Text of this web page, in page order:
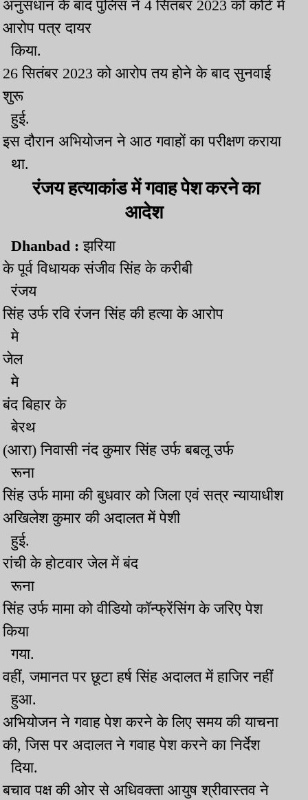
अनुसंधान के बाद पुलिस ने 4 सितंबर 2023 को कोर्ट में
आरोप पत्र दायर
किया.
26 सितंबर 2023 को आरोप तय होने के बाद सुनवाई
शुरू
हुई.
इस दौरान अभियोजन ने आठ गवाहों का परीक्षण कराया
था.
रंजयहत्याकांड में गवाह पेश करने का
आदेश
Dhanbad :झरिया
के पूर्व विधायक संजीव सिंह के करीबी
रंजय
सिंह उर्फ रवि रंजन सिंह की हत्या के आरोप
मे
जेल
मे
बंद बिहार के
बेरथ
(आरा) निवासी नंद कुमार सिंह उर्फ बबलू उर्फ
रूना
सिंह उर्फ मामा की बुधवार को जिला एवं सत्र न्यायाधीश
अखिलेश कुमार की अदालत में पेशी
हुई.
रांची के होटवार जेल में बंद
रूना
सिंह उर्फ मामा को वीडियो कॉन्फ्रेंसिंग के जरिए पेश
किया
गया.
वहीं, जमानत पर छूटा हर्ष सिंह अदालत में हाजिर नहीं
हुआ.
अभियोजन ने गवाह पेश करने के लिए समय की याचना
की, जिस पर अदालत ने गवाह पेश करने का निर्देश
दिया.
बचाव पक्ष की ओर से अधिवक्ता आयुष श्रीवास्तव ने